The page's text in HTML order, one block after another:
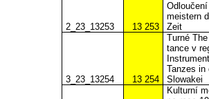
2_23_13253 13 253
meistern
Zeit
3_23_13254 13 254
Turné
tance v
Tanzes in
Slowakei
Kulturní